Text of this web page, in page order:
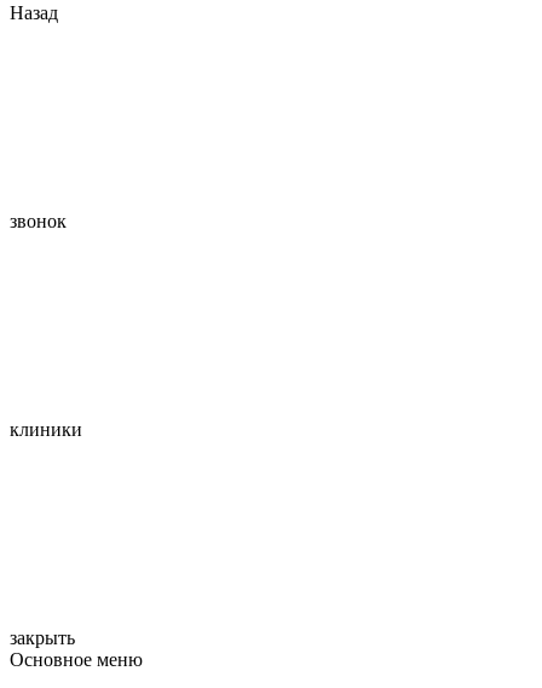
Назад
звонок
клиники
закрыть
Основное меню